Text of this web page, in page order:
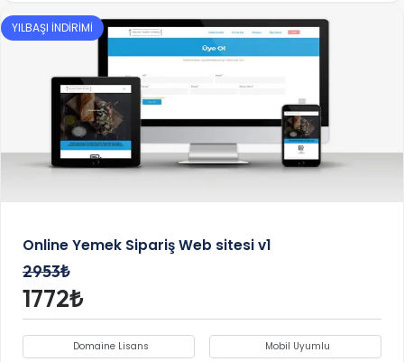
YILBAŞI İNDİRİMİ
Online Yemek Sipariş Web sitesi v1
2953₺
1772₺
Domaine Lisans Mobil Uyumlu